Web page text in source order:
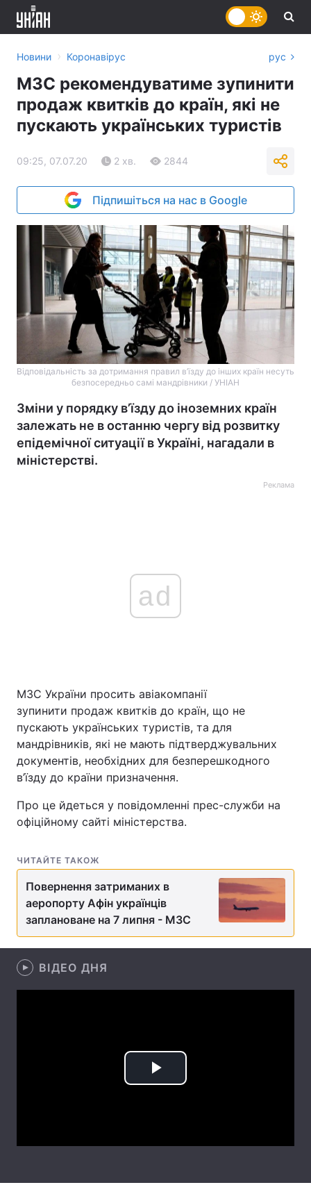
Україна Політика
Економіка Світ
Спорт Наука
Техно і зв'язок Лайт
Здоров'я
Цікавинки
Екологія Регіони
Лонгріди
Вакансії
Новини › Коронавірус рус
МЗС рекомендуватиме зупинити
продаж квитків до країн, які не
пускають українських туристів
09:25, 07.07.20 2 хв. 2844
Підпишіться на нас в Google
Відповідальність за дотримання правил в’їзду до інших країн несуть
безпосередньо самі мандрівники / УНІАН
Зміни у порядку в’їзду до іноземних країн
залежать не в останню чергу від розвитку
епідемічної ситуації в Україні, нагадали в
міністерстві.
Реклама
ad
МЗС України просить авіакомпанії
зупинити продаж квитків до країн, що не
пускають українських туристів, та для
мандрівників, які не мають підтверджувальних
документів, необхідних для безперешкодного
в’їзду до країни призначення.
Про це йдеться у повідомленні прес-служби на
офіційному сайті міністерства.
ЧИТАЙТЕ ТАКОЖ
Повернення затриманих в
аеропорту Афін українців
заплановане на 7 липня - МЗС
ВІДЕО ДНЯ
Play